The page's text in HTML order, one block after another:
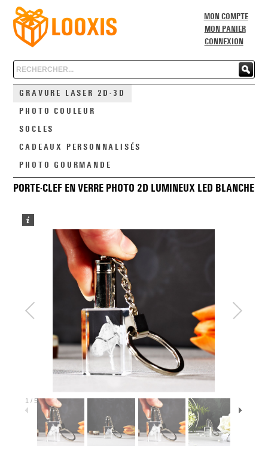
MON COMPTE
MON PANIER
CONNEXION
Chercher
GRAVURE LASER 2D-3D
PHOTO COULEUR
SOCLES
CADEAUX PERSONNALISÉS
PHOTO GOURMANDE
PORTE-CLEF EN VERRE PHOTO 2D LUMINEUX LED BLANCHE
1 /5